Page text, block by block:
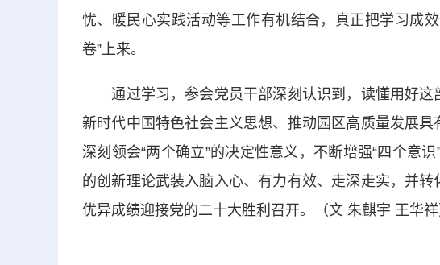
忧、暖民心实践活动等工作有机结合，真正把学习成
卷”上来。
通过学习，参会党员干部深刻认识到，读懂用好这
新时代中国特色社会主义思想、推动园区高质量发展具
深刻领会“两个确立”的决定性意义，不断增强“四个意
的创新理论武装入脑入心、有力有效、走深走实，并
优异成绩迎接党的二十大胜利召开。（文 朱麒宇 王华祥